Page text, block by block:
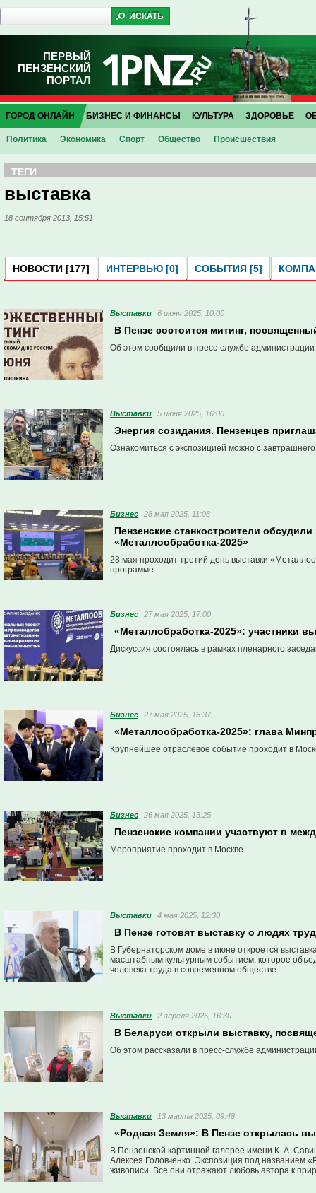
ПЕРВЫЙ
ПЕНЗЕНСКИЙ
ПОРТАЛ
ГОРОД ОНЛАЙН
Политика Экономика Спорт Общество Проиcшествия
БИЗНЕС И ФИНАНСЫ КУЛЬТУРА ЗДОРОВЬЕ
ТЕГИ
выставка
18 сентября 2013, 15:51
НОВОСТИ [177] ИНТЕРВЬЮ [0] СОБЫТИЯ [5]
Выставки 6 июня 2025, 10:00
В Пензе состоится митинг,
Об этом сообщили в пресс-службе
Выставки 5 июня 2025, 16:00
Энергия созидания. Пензенцев
Ознакомиться с экспозицией можно с
Бизнес 28 мая 2025, 11:08
Пензенские станкостроители
«Металлообработка-2025»
28 мая проходит третий день выставки
программе.
Бизнес 27 мая 2025, 17:00
«Металлобработка-2025»: участники
Дискуссия состоялась в рамках пленарного
Бизнес 27 мая 2025, 15:37
«Металлообработка-2025»: глава
Крупнейшее отраслевое событие проходит в
Бизнес 26 мая 2025, 13:25
Пензенские компании участвуют в
Мероприятие проходит в Москве.
Выставки 4 мая 2025, 12:30
В Пензе готовят выставку о людях
В Губернаторском доме в июне откроется
масштабным культурным событием, которое
человека труда в современном обществе.
Выставки 2 апреля 2025, 16:30
В Беларуси открыли выставку,
Об этом рассказали в пресс-службе
Выставки 13 марта 2025, 09:48
«Родная Земля»: В Пензе открылась
В Пензенской картинной галерее имени К. А.
Алексея Головченко. Экспозиция под названием
живописи. Все они отражают любовь автора к